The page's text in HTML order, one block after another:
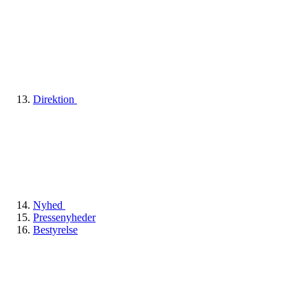
Direktion
Nyhed
Pressenyheder
Bestyrelse